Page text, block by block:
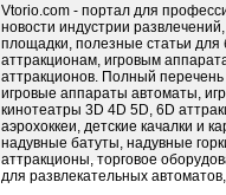
Vtorio.com - портал для
новости индустрии
площадки, полезные статьи для
аттракционам, игровым
аттракционов. Полный перечень
игровые аппараты автоматы,
кинотеатры 3D 4D 5D, 6D
аэрохоккеи, детские качалки и
надувные батуты, надувные
аттракционы, торговое
для развлекательных